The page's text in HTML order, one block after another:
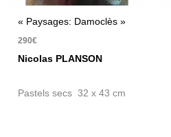
« Paysages: Damoclès »
290€
Nicolas PLANSON
Pastels secs 32 x 43 cm